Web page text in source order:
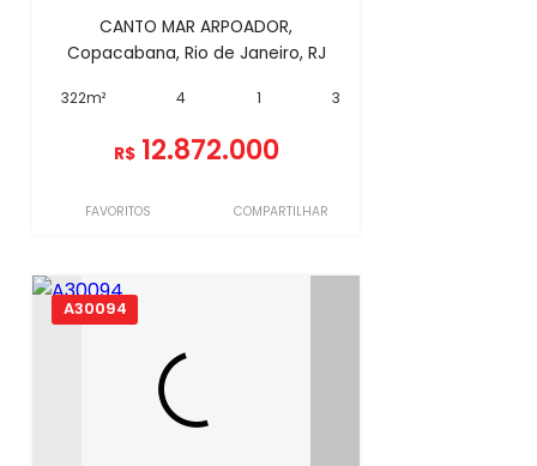
CANTO MAR ARPOADOR,
Copacabana, Rio de Janeiro, RJ
322m² 4 1 3
R$ 12.872.000
FAVORITOS COMPARTILHAR
A30094